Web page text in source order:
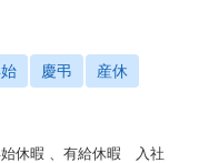
慶弔 産休
始休暇 、有給休暇 入社